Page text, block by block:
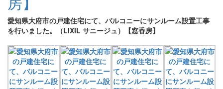
愛知県大府市の戸建住宅にて、バルコニーにサンルーム設置工事
を行いました。（LIXIL サニージュ）【窓香房】